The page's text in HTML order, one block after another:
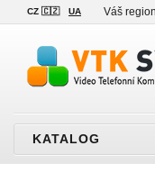
CZ 🇨🇿 UA Váš
KATALOG